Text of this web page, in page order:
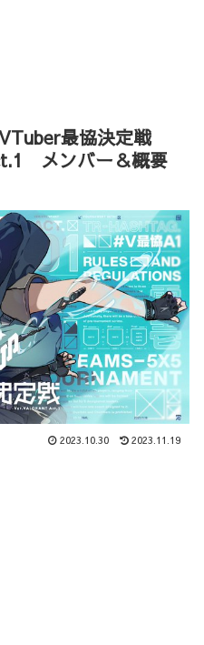
最協決定戦
メンバー＆概要
2023.10.30 2023.11.19